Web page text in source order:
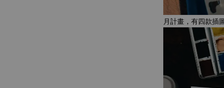
月計畫，有四款插